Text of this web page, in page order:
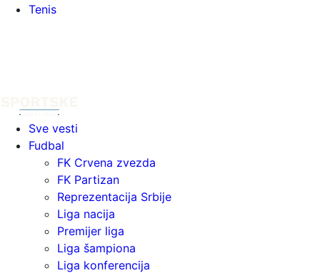
Tenis
Sve vesti
Fudbal
FK Crvena zvezda
FK Partizan
Reprezentacija Srbije
Liga nacija
Premijer liga
Liga šampiona
Liga konferencija